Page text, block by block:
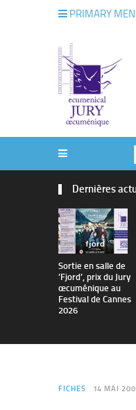
PRIMARY
Dernières
Sortie en salle de
’Fjord’, prix du Jury
œcuménique au
Festival de Cannes
2026
FICHES 14 MAI